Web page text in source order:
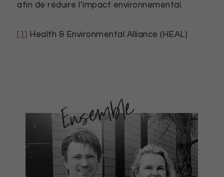
afin de réduire l’impact environnemental.
Health & Environmental Alliance (HEAL)